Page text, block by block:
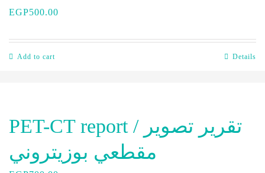
EGP500.00
Add to cart Details
PET-CT report / تقرير تصوير
مقطعي بوزيتروني